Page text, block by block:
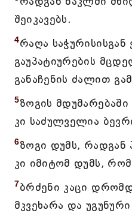
შეიკავებს.
4რაღა
გაუპატიურების
განაჩენის ძალით
5ზოგის
კი საძულველია
6ზოგი დუმს, რადგან
კი იმიტომ დუმს,
7ბრძენი კაცი
მკვეხარა და